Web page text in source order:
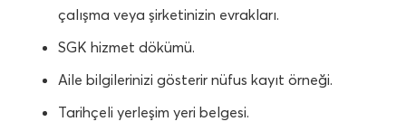
çalışma veya şirketinizin evrakları.
SGK hizmet dökümü.
Aile bilgilerinizi gösterir nüfus kayıt örneği.
Tarihçeli yerleşim yeri belgesi.